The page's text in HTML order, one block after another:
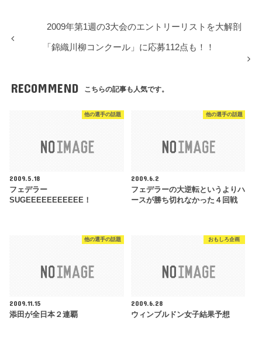
2009年第1週の3大会のエントリーリストを大解剖
「錦織川柳コンクール」に応募112点も！！
RECOMMEND こちらの記事も人気です。
他の選手の話題
2009.5.18
フェデラー
SUGEEEEEEEEEEE！
他の選手の話題
2009.6.2
フェデラーの大逆転というよりハ
ースが勝ち切れなかった４回戦
他の選手の話題
2009.11.15
添田が全日本２連覇
おもしろ企画
2009.6.28
ウィンブルドン女子結果予想